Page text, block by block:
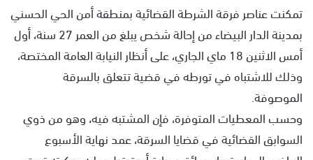
و
ي
تمكنت عناصر فرقة الشرطة القضائية بمنطقة أمن الحي الحسني
بمدينة الدار البيضاء من إحالة شخص يبلغ من العمر 27 سنة، أول
أمس الاثنين 18 ماي الجاري، على أنظار النيابة العامة المختصة،
وذلك للاشتباه في تورطه في قضية تتعلق بالسرقة
الموصوفة.
وحسب المعطيات المتوفرة، فإن المشتبه فيه، وهو من ذوي
السوابق القضائية في قضايا السرقة، عمد نهاية الأسبوع